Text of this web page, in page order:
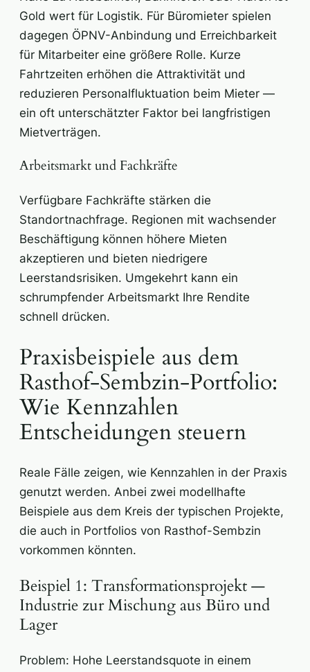
Gold wert für Logistik. Für Büromieter spielen
dagegen ÖPNV-Anbindung und Erreichbarkeit
für Mitarbeiter eine größere Rolle. Kurze
Fahrtzeiten erhöhen die Attraktivität und
reduzieren Personalfluktuation beim Mieter —
ein oft unterschätzter Faktor bei langfristigen
Mietverträgen.
Arbeitsmarkt und Fachkräfte
Verfügbare Fachkräfte stärken die
Standortnachfrage. Regionen mit wachsender
Beschäftigung können höhere Mieten
akzeptieren und bieten niedrigere
Leerstandsrisiken. Umgekehrt kann ein
schrumpfender Arbeitsmarkt Ihre Rendite
schnell drücken.
Praxisbeispiele aus dem
Rasthof-Sembzin-Portfolio:
Wie Kennzahlen
Entscheidungen steuern
Reale Fälle zeigen, wie Kennzahlen in der Praxis
genutzt werden. Anbei zwei modellhafte
Beispiele aus dem Kreis der typischen Projekte,
die auch in Portfolios von Rasthof-Sembzin
vorkommen könnten.
Beispiel 1: Transformationsprojekt —
Industrie zur Mischung aus Büro und
Lager
Problem: Hohe Leerstandsquote in einem